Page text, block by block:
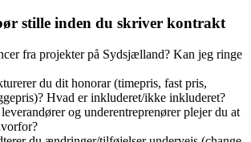
stille inden du skriver kontrakt
fra projekter på Sydsjælland? Kan jeg ringe
du dit honorar (timepris, fast pris,
Hvad er inkluderet/ikke inkluderet?
og underentreprenører plejer du at